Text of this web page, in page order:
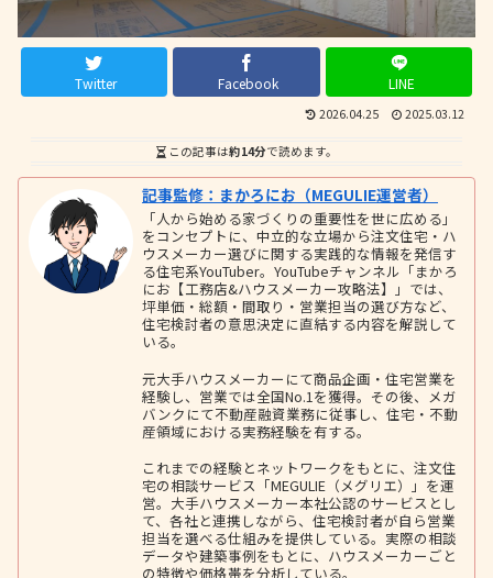
Twitter Facebook LINE
2026.04.25 2025.03.12
この記事は約14分で読めます。
記事監修：まかろにお（MEGULIE運営者）
「人から始める家づくりの重要性を世に広める」
をコンセプトに、中立的な立場から注文住宅・ハ
ウスメーカー選びに関する実践的な情報を発信す
る住宅系YouTuber。YouTubeチャンネル「まかろ
にお【工務店&ハウスメーカー攻略法】」では、
坪単価・総額・間取り・営業担当の選び方など、
住宅検討者の意思決定に直結する内容を解説して
いる。
元大手ハウスメーカーにて商品企画・住宅営業を
経験し、営業では全国No.1を獲得。その後、メガ
バンクにて不動産融資業務に従事し、住宅・不動
産領域における実務経験を有する。
これまでの経験とネットワークをもとに、注文住
宅の相談サービス「MEGULIE（メグリエ）」を運
営。大手ハウスメーカー本社公認のサービスとし
て、各社と連携しながら、住宅検討者が自ら営業
担当を選べる仕組みを提供している。実際の相談
データや建築事例をもとに、ハウスメーカーごと
の特徴や価格帯を分析している。